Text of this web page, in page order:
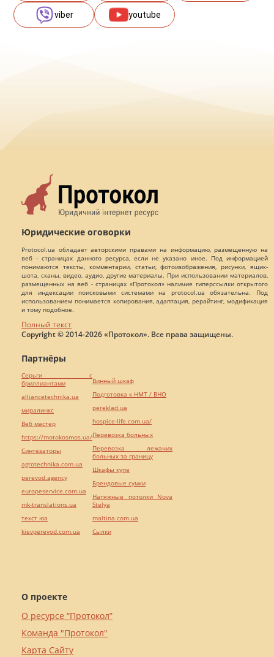
viber youtube
Юридические оговорки
Protocol.ua обладает авторскими правами на информацию, размещенную на
веб - страницах данного ресурса, если не указано иное. Под информацией
понимаются тексты, комментарии, статьи, фотоизображения, рисунки, ящик-
шота, сканы, видео, аудио, другие материалы. При использовании материалов,
размещенных на веб - страницах «Протокол» наличие гиперссылки открытого
для индексации поисковыми системами на protocol.ua обязательна. Под
использованием понимается копирования, адаптация, рерайтинг, модификация
и тому подобное.
Полный текст
Copyright © 2014-2026 «Протокол». Все права защищены.
О проекте
О ресурсе “Протокол”
Команда "Протокол"
Карта Сайту
Партнёры
Серьги с
бриллиантами
alliancetechnika.ua
миралинкс
Веб мастер
https://motokosmos.ua/
Синтезаторы
agrotechnika.com.ua
perevod.agency
europeservice.com.ua
mk-translations.ua
текст юа
kievperevod.com.ua
Винный шкаф
Подготовка к НМТ / ВНО
pereklad.ua
hospice-life.com.ua/
Перевозка больных
Перевозка лежачих
больных за границу
Шкафы купе
Брендовые сумки
Натяжные потолки Nova
Stelya
maltina.com.ua
Cылки